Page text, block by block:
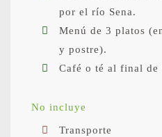
por el río Sena.
Menú de 3 platos
y postre).
Café o té al final de
No incluye
Transporte